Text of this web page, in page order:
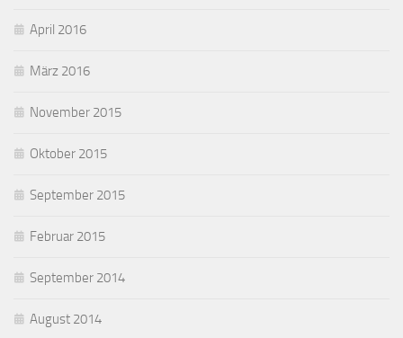
April 2016
März 2016
November 2015
Oktober 2015
September 2015
Februar 2015
September 2014
August 2014